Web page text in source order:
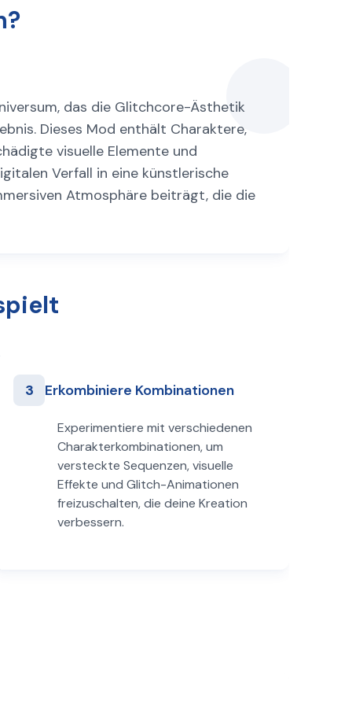
das die Glitchcore-Ästhetik
Dieses Mod enthält Charaktere,
visuelle Elemente und
Verfall in eine künstlerische
Atmosphäre beiträgt, die die
3 Erkombiniere Kombinationen
Experimentiere mit verschiedenen
Charakterkombinationen, um
versteckte Sequenzen, visuelle
Effekte und Glitch-Animationen
freizuschalten, die deine Kreation
verbessern.